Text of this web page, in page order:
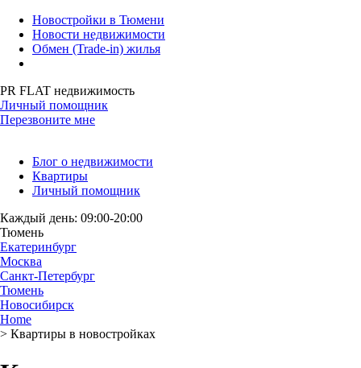
Новостройки в Тюмени
Новости недвижимости
Обмен (Trade-in) жилья
PR FLAT недвижимость
Личный помощник
Перезвоните мне
Блог о недвижимости
Квартиры
Личный помощник
Каждый день: 09:00-20:00
Тюмень
Екатеринбург
Москва
Санкт-Петербург
Тюмень
Новосибирск
Home
> Квартиры в новостройках